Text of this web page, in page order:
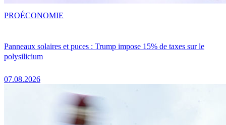
Panneaux solaires et puces : Trump impose 15% de taxes sur le
polysilicium
07.08.2026
PROÉCONOMIE